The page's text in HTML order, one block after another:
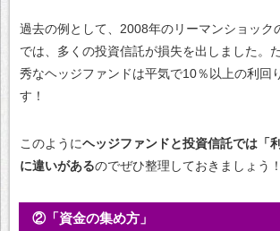
過去の例として、2008年のリーマンショック
では、多くの投資信託が損失を出しました。
秀なヘッジファンドは平気で10％以上の利回
す！
このようにヘッジファンドと投資信託では「
に違いがあるのでぜひ整理しておきましょう！
②「資金の集め方」